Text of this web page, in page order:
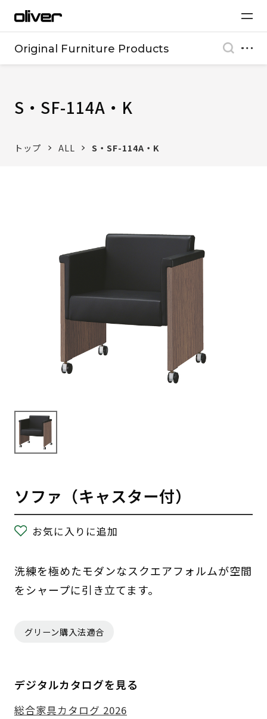
Original Furniture Products
S・SF-114A・K
トップ ALL S・SF-114A・K
ソファ（キャスター付）
お気に入りに追加
洗練を極めたモダンなスクエアフォルムが空間
をシャープに引き立てます。
グリーン購入法適合
デジタルカタログを見る
総合家具カタログ 2026